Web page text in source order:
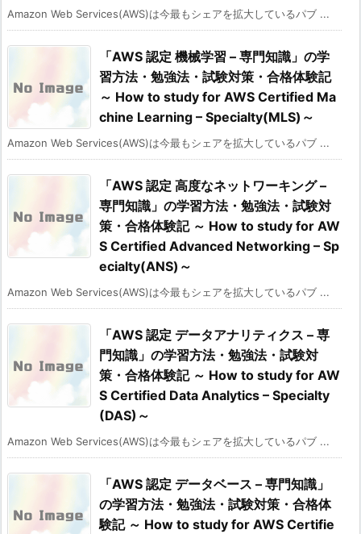
Amazon Web Services(AWS)は今最もシェアを拡大しているパブ ...
「AWS 認定 機械学習 – 専門知識」の学
習方法・勉強法・試験対策・合格体験記
～ How to study for AWS Certified Ma
chine Learning – Specialty(MLS)～
Amazon Web Services(AWS)は今最もシェアを拡大しているパブ ...
「AWS 認定 高度なネットワーキング –
専門知識」の学習方法・勉強法・試験対
策・合格体験記 ～ How to study for AW
S Certified Advanced Networking – Sp
ecialty(ANS)～
Amazon Web Services(AWS)は今最もシェアを拡大しているパブ ...
「AWS 認定 データアナリティクス – 専
門知識」の学習方法・勉強法・試験対
策・合格体験記 ～ How to study for AW
S Certified Data Analytics – Specialty
(DAS)～
Amazon Web Services(AWS)は今最もシェアを拡大しているパブ ...
「AWS 認定 データベース – 専門知識」
の学習方法・勉強法・試験対策・合格体
験記 ～ How to study for AWS Certifie